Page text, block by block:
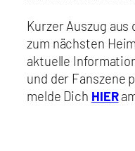
Kurzer Auszug
zum nächsten
aktuelle
und der Fanszene
melde Dich HIER